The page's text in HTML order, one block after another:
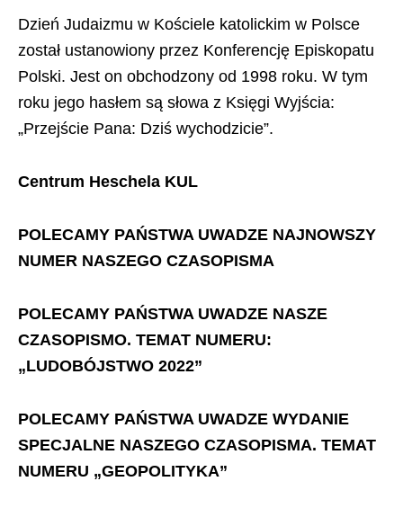
Dzień Judaizmu w Kościele katolickim w Polsce
został ustanowiony przez Konferencję Episkopatu
Polski. Jest on obchodzony od 1998 roku. W tym
roku jego hasłem są słowa z Księgi Wyjścia:
„Przejście Pana: Dziś wychodzicie”.
Centrum Heschela KUL
POLECAMY PAŃSTWA UWADZE NAJNOWSZY
NUMER NASZEGO CZASOPISMA
POLECAMY PAŃSTWA UWADZE NASZE
CZASOPISMO. TEMAT NUMERU:
„LUDOBÓJSTWO 2022”
POLECAMY PAŃSTWA UWADZE WYDANIE
SPECJALNE NASZEGO CZASOPISMA. TEMAT
NUMERU „GEOPOLITYKA”